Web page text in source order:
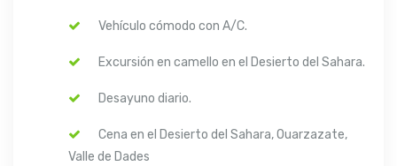
Vehículo cómodo con A/C.
Excursión en camello en el Desierto del Sahara.
Desayuno diario.
Cena en el Desierto del Sahara, Ouarzazate,
Valle de Dades